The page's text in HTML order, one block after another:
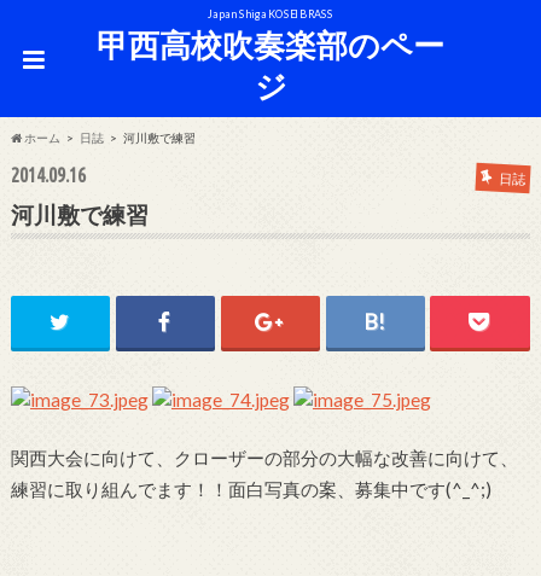
Japan Shiga KOSEI BRASS
甲西高校吹奏楽部のペー
ジ
ホーム 日誌 河川敷で練習
2014.09.16 日誌
河川敷で練習
関西大会に向けて、クローザーの部分の大幅な改善に向けて、
練習に取り組んでます！！面白写真の案、募集中です(^_^;)